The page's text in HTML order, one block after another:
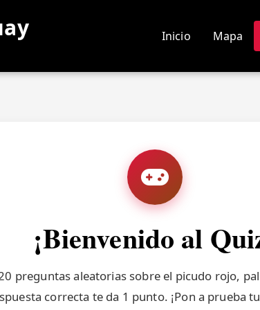
Inicio Mapa
¡Bienvenido al
preguntas aleatorias sobre el picudo rojo,
correcta te da 1 punto. ¡Pon a prueba